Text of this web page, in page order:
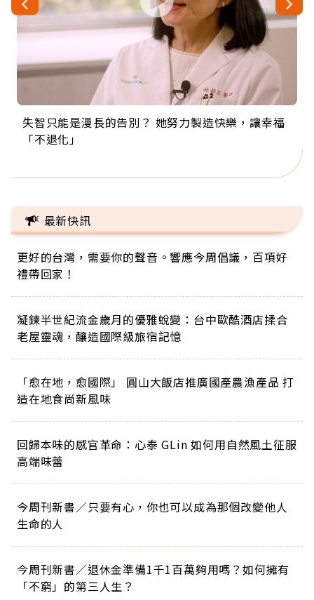
失智只能是漫長的告別？ 她努力製造快樂，讓幸福
「不退化」
來自剛果的巧克力神父 為台灣奉獻36年 「台灣是我
的家，我連作夢都講台語！」
63歲卸矽谷副總、搬回台灣找快樂！「蛋黃哥小
丑」走進安養院，逗樂上萬爺奶：退休後才開始真
104歲打破金氏世界紀錄 成為全球最年長羽球選
手，分享長壽的秘密原來是「這個」
事業巔峰他選擇追夢…黑手阿伯拉小提琴還登上小
巨蛋！連CNN都大讚！
最新快訊
更好的台灣，需要你的聲音。響應今周倡議，百項好
禮帶回家！
凝鍊半世紀流金歲月的優雅蛻變：台中歐酷酒店揉合
老屋靈魂，釀造國際級旅宿記憶
「愈在地，愈國際」 圓山大飯店推廣國產農漁產品 打
造在地食尚新風味
回歸本味的感官革命：心泰 GLin 如何用自然風土征服
高端味蕾
今周刊新書／只要有心，你也可以成為那個改變他人
生命的人
今周刊新書／退休金準備1千1百萬夠用嗎？如何擁有
「不窮」的第三人生？